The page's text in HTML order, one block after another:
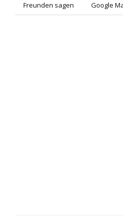
Freunden sagen Google